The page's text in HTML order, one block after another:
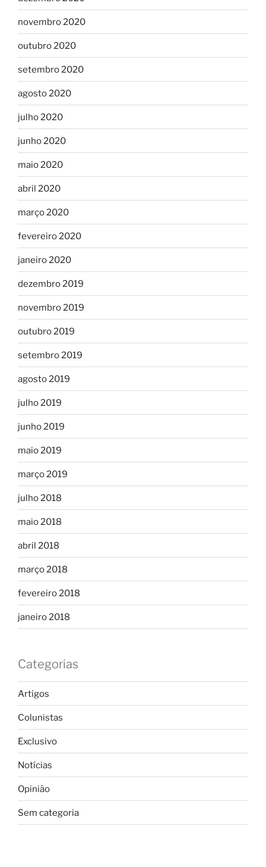
novembro 2020
outubro 2020
setembro 2020
agosto 2020
julho 2020
junho 2020
maio 2020
abril 2020
março 2020
fevereiro 2020
janeiro 2020
dezembro 2019
novembro 2019
outubro 2019
setembro 2019
agosto 2019
julho 2019
junho 2019
maio 2019
março 2019
julho 2018
maio 2018
abril 2018
março 2018
fevereiro 2018
janeiro 2018
Categorias
Artigos
Colunistas
Exclusivo
Notícias
Opinião
Sem categoria